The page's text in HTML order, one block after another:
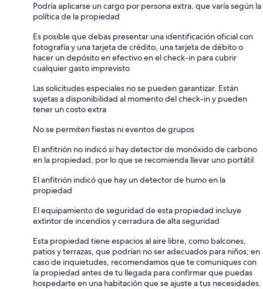
Podría aplicarse un cargo por persona extra, que varía según la
política de la propiedad
Es posible que debas presentar una identificación oficial con
fotografía y una tarjeta de crédito, una tarjeta de débito o
hacer un depósito en efectivo en el check-in para cubrir
cualquier gasto imprevisto
Las solicitudes especiales no se pueden garantizar. Están
sujetas a disponibilidad al momento del check-in y pueden
tener un costo extra
No se permiten fiestas ni eventos de grupos
El anfitrión no indicó si hay detector de monóxido de carbono
en la propiedad, por lo que se recomienda llevar uno portátil
El anfitrión indicó que hay un detector de humo en la
propiedad
El equipamiento de seguridad de esta propiedad incluye
extintor de incendios y cerradura de alta seguridad
Esta propiedad tiene espacios al aire libre, como balcones,
patios y terrazas, que podrían no ser adecuados para niños; en
caso de inquietudes, recomendamos que te comuniques con
la propiedad antes de tu llegada para confirmar que puedas
hospedarte en una habitación que se ajuste a tus necesidades.